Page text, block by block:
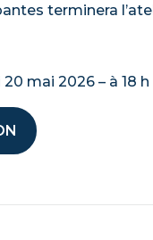
terminera
mai 2026 – à 18